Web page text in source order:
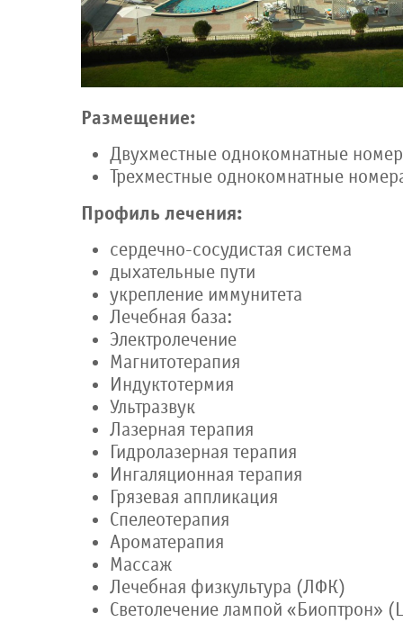
Размещение:
Двухместные однокомнатные
Трехместные однокомнатные
Профиль лечения:
сердечно-сосудистая система
дыхательные пути
укрепление иммунитета
Лечебная база:
Электролечение
Магнитотерапия
Индуктотермия
Ультразвук
Лазерная терапия
Гидролазерная терапия
Ингаляционная терапия
Грязевая аппликация
Спелеотерапия
Ароматерапия
Массаж
Лечебная физкультура (ЛФК)
Светолечение лампой «Биоптрон»